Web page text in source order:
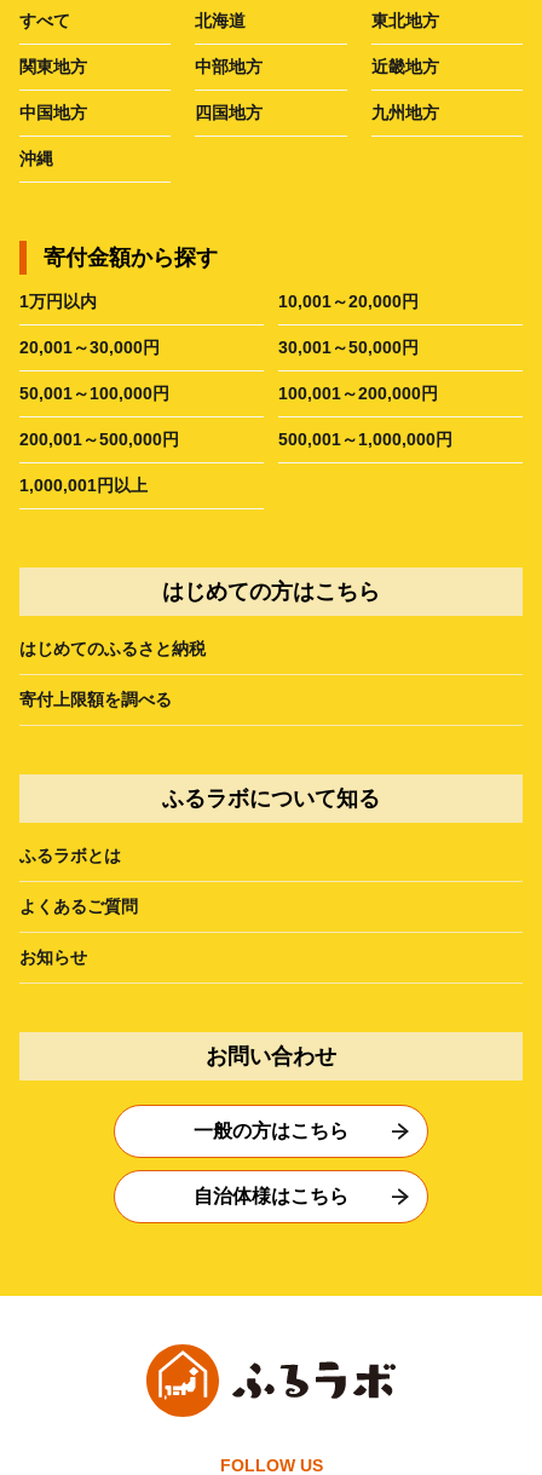
すべて 北海道 東北地方
関東地方 中部地方 近畿地方
中国地方 四国地方 九州地方
沖縄
寄付金額から探す
1万円以内 10,001～20,000円
20,001～30,000円 30,001～50,000円
50,001～100,000円 100,001～200,000円
200,001～500,000円 500,001～1,000,000円
1,000,001円以上
はじめての方はこちら
はじめてのふるさと納税
寄付上限額を調べる
ふるラボについて知る
ふるラボとは
よくあるご質問
お知らせ
お問い合わせ
一般の方はこちら
自治体様はこちら
FOLLOW US